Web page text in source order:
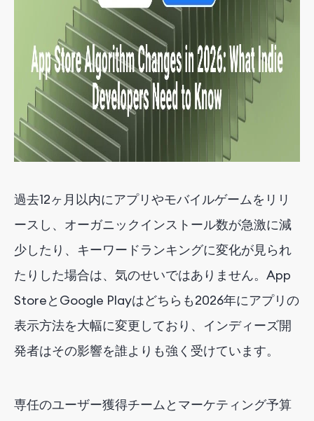
過去12ヶ月以内にアプリやモバイルゲームをリリ
ースし、オーガニックインストール数が急激に減
少したり、キーワードランキングに変化が見られ
たりした場合は、気のせいではありません。App
StoreとGoogle Playはどちらも2026年にアプリの
表示方法を大幅に変更しており、インディーズ開
発者はその影響を誰よりも強く受けています。
専任のユーザー獲得チームとマーケティング予算